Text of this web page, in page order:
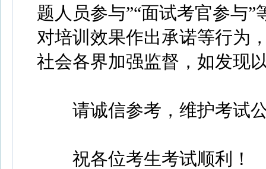
题人员参与”“面试考官参与”
对培训效果作出承诺等行为
社会各界加强监督，如发现
请诚信参考，维护考试
祝各位考生考试顺利！